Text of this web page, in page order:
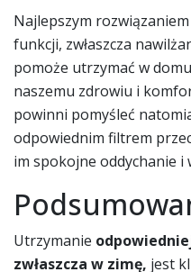
Najlepszym rozwiązaniem
funkcji, zwłaszcza
pomoże utrzymać w
naszemu zdrowiu i
powinni pomyśleć
odpowiednim filtrem
im spokojne oddychanie i
Utrzymanie
zwłaszcza w zimę, jest